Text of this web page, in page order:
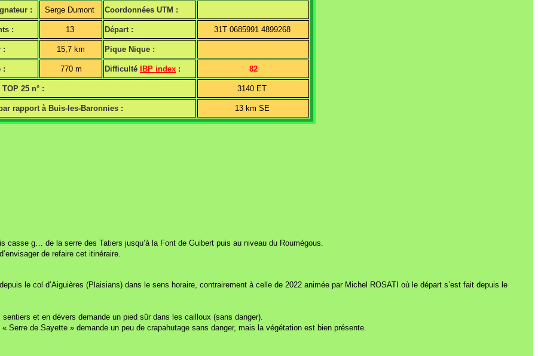
: Serge Dumont Coordonnées UTM :
: 13 Départ : 31T 0685991 4899268
: 15,7 km Pique Nique :
: 770 m Difficulté IBP index : 82
25 n° : 3140 ET
rapport à Buis-les-Baronnies : 13 km SE
casse g… de la serre des Tatiers jusqu’à la Font de Guibert puis au niveau du Roumégous.
de refaire cet itinéraire.
le col d’Aiguières (Plaisians) dans le sens horaire, contrairement à celle de 2022 animée par Michel ROSATI où le départ s’est fait depuis le
et en dévers demande un pied sûr dans les cailloux (sans danger).
Serre de Sayette » demande un peu de crapahutage sans danger, mais la végétation est bien présente.